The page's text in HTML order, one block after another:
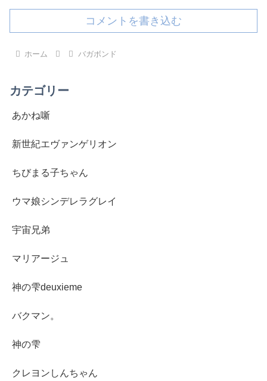
コメントを書き込む
ホーム バガボンド
カテゴリー
あかね噺
新世紀エヴァンゲリオン
ちびまる子ちゃん
ウマ娘シンデレラグレイ
宇宙兄弟
マリアージュ
神の雫deuxieme
バクマン。
神の雫
クレヨンしんちゃん